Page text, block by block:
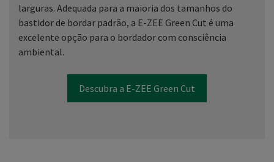
larguras. Adequada para a maioria dos tamanhos do
bastidor de bordar padrão, a E-ZEE Green Cut é uma
excelente opção para o bordador com consciência
ambiental.
Descubra a E-ZEE Green Cut